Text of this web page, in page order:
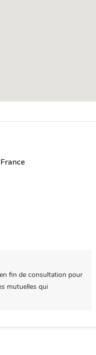
fin de consultation pour
mutuelles qui